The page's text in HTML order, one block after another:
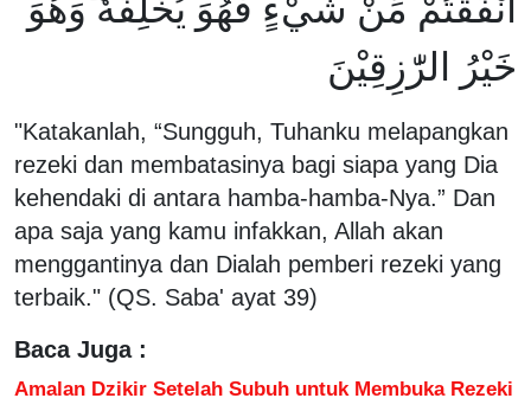
خَيْرُ الرّٰزِقِيْنَ
"Katakanlah, “Sungguh, Tuhanku melapangkan
rezeki dan membatasinya bagi siapa yang Dia
kehendaki di antara hamba-hamba-Nya.” Dan
apa saja yang kamu infakkan, Allah akan
menggantinya dan Dialah pemberi rezeki yang
terbaik." (QS. Saba' ayat 39)
Baca Juga :
Amalan Dzikir Setelah Subuh untuk Membuka Rezeki